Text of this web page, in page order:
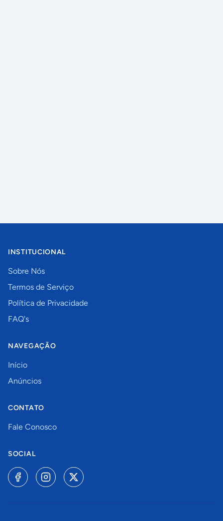
INSTITUCIONAL
Sobre Nós
Termos de Serviço
Política de Privacidade
FAQ's
NAVEGAÇÃO
Início
Anúncios
CONTATO
Fale Conosco
SOCIAL